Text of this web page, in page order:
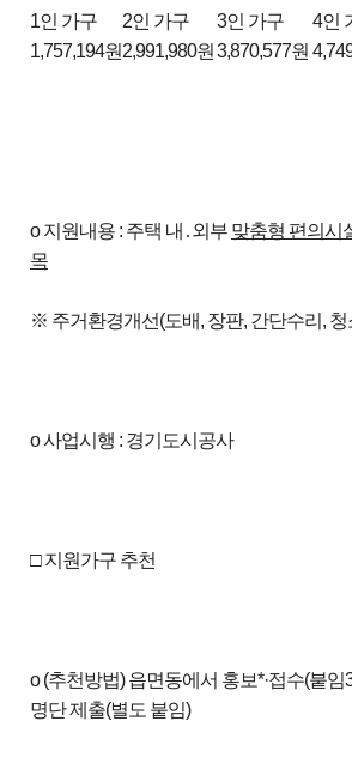
1인 가구 2인 가구 3인 가구 4인
1,757,194원2,991,980원 3,870,577원
o 지원내용 : 주택 내․외부 맞춤형 편의시
목
※ 주거환경개선(도배, 장판, 간단수리, 청
o 사업시행 : 경기도시공사
□ 지원가구 추천
o (추천방법) 읍면동에서 홍보*·접수(붙임
명단 제출(별도 붙임)